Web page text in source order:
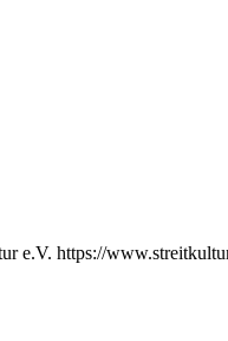
e.V. https://